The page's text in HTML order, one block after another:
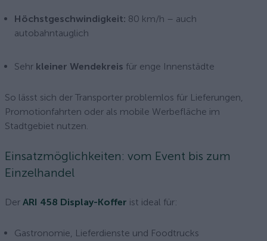
Höchstgeschwindigkeit: 80 km/h – auch
autobahntauglich
Sehr kleiner Wendekreis für enge Innenstädte
So lässt sich der Transporter problemlos für Lieferungen,
Promotionfahrten oder als mobile Werbefläche im
Stadtgebiet nutzen.
Einsatzmöglichkeiten: vom Event bis zum
Einzelhandel
Der ARI 458 Display-Koffer ist ideal für:
Gastronomie, Lieferdienste und Foodtrucks